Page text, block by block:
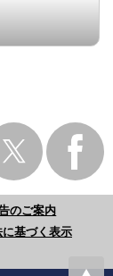
のご案内
基づく表示